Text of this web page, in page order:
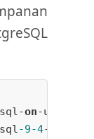
on-ubuntu
-9-4-